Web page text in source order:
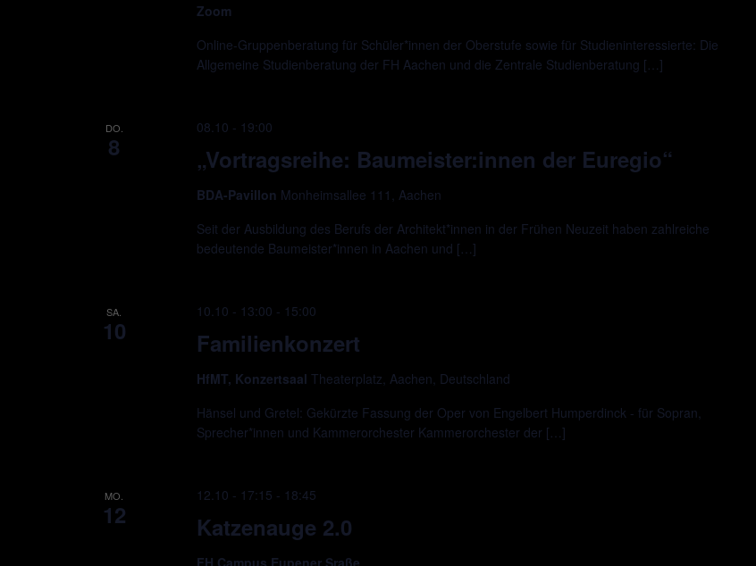
Zoom
Online-Gruppenberatung für Schüler*innen der Oberstufe sowie für Studieninteressierte: Die
Allgemeine Studienberatung der FH Aachen und die Zentrale Studienberatung […]
DO.
8 „Vortragsreihe: Baumeister:innen der Euregio“
08.10 - 19:00
BDA-Pavillon Monheimsallee 111, Aachen
Seit der Ausbildung des Berufs der Architekt*innen in der Frühen Neuzeit haben zahlreiche
bedeutende Baumeister*innen in Aachen und […]
SA.
10 Familienkonzert
10.10 - 13:00 - 15:00
HfMT, Konzertsaal Theaterplatz, Aachen, Deutschland
Hänsel und Gretel: Gekürzte Fassung der Oper von Engelbert Humperdinck - für Sopran,
Sprecher*innen und Kammerorchester Kammerorchester der […]
MO.
12 Katzenauge 2.0
12.10 - 17:15 - 18:45
FH Campus Eupener Sraße